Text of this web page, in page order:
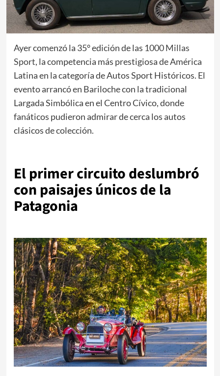
Ayer comenzó la 35° edición de las 1000 Millas
Sport, la competencia más prestigiosa de América
Latina en la categoría de Autos Sport Históricos. El
evento arrancó en Bariloche con la tradicional
Largada Simbólica en el Centro Cívico, donde
fanáticos pudieron admirar de cerca los autos
clásicos de colección.
El primer circuito deslumbró
con paisajes únicos de la
Patagonia